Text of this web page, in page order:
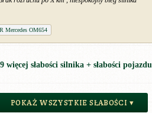
Mercedes OM654
więcej słabości silnika + słabości pojazdu
POKAŻ WSZYSTKIE SŁABOŚCI ▾